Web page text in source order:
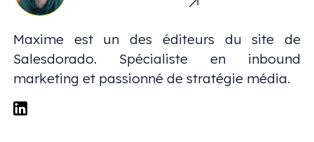
Maxime est un des éditeurs du site de
Salesdorado. Spécialiste en inbound
marketing et passionné de stratégie média.